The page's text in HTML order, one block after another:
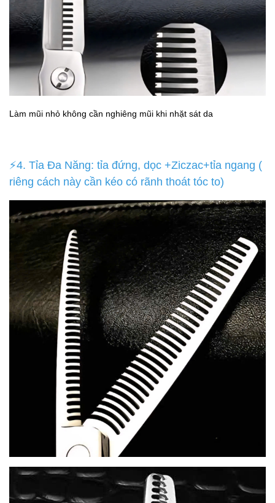
Làm mũi nhỏ không cần nghiêng mũi khi nhặt sát da
⚡4. Tỉa Đa Năng: tỉa đứng, dọc +Ziczac+tỉa ngang (
riêng cách này cần kéo có rãnh thoát tóc to)